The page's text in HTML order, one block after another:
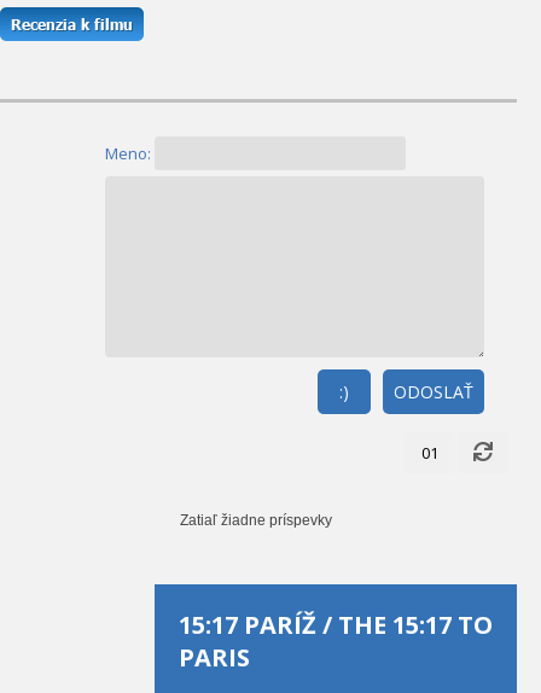
Meno:
ODOSLAŤ
:)
01
Zatiaľ žiadne príspevky
15:17 PARÍŽ / THE 15:17 TO
PARIS